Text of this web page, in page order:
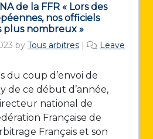
de la FFR « Lors des
nos officiels
plus nombreux »
by Tous arbitres |
Leave
du coup d’envoi de
de ce début d’année,
national de
Française de
Français et son